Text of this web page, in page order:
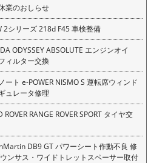
業のおしらせ
2シリーズ 218d F45 車検整備
ODYSSEY ABSOLUTE エンジンオイ
ィルター交換
ート e-POWER NISMO S 運転席ウィンド
ュレータ修理
ROVER RANGE ROVER SPORT タイヤ交
DB9 GT パワーシート作動不良 修
ンサス・ワイドトレットスペーサー取付